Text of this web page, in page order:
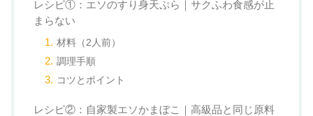
レシピ①：エソのすり身天ぷら｜サクふわ食感が止
まらない
材料（2人前）
調理手順
コツとポイント
レシピ②：自家製エソかまぼこ｜高級品と同じ原料